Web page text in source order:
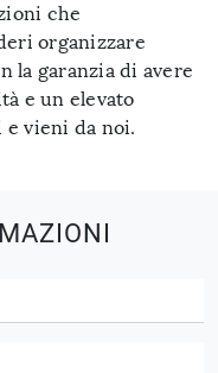
che
organizzare
la garanzia di avere
e un elevato
vieni da noi.